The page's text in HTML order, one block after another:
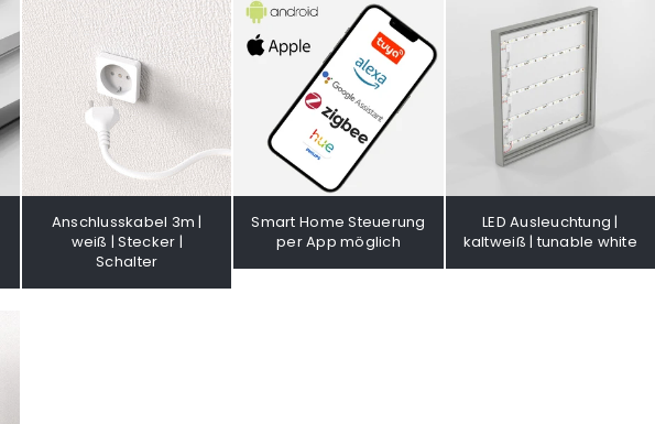
Anschlusskabel 3m |
weiß | Stecker |
Schalter
Smart Home Steuerung
per App möglich
LED Ausleuchtung |
kaltweiß | tunable white